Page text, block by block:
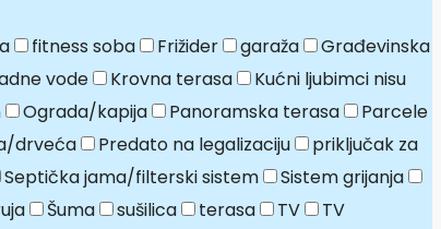
fitness soba Frižider garaža
Građevinska
vode Krovna terasa
Kućni ljubimci nisu
Ograda/kapija Panoramska terasa
Parcele
drveća Predato na legalizaciju
priključak za
Septička jama/filterski sistem
Sistem grijanja
Šuma sušilica terasa TV
TV